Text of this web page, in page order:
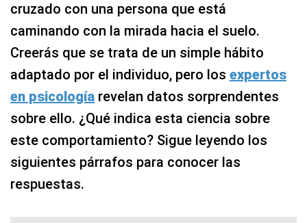
cruzado con una persona que está
caminando con la mirada hacia el suelo.
Creerás que se trata de un simple hábito
adaptado por el individuo, pero los expertos
en psicología revelan datos sorprendentes
sobre ello. ¿Qué indica esta ciencia sobre
este comportamiento? Sigue leyendo los
siguientes párrafos para conocer las
respuestas.